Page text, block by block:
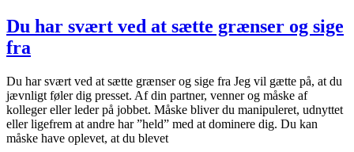
Du har svært ved at sætte grænser og sige
fra
Du har svært ved at sætte grænser og sige fra Jeg vil gætte på, at du
jævnligt føler dig presset. Af din partner, venner og måske af
kolleger eller leder på jobbet. Måske bliver du manipuleret, udnyttet
eller ligefrem at andre har ”held” med at dominere dig. Du kan
måske have oplevet, at du blevet